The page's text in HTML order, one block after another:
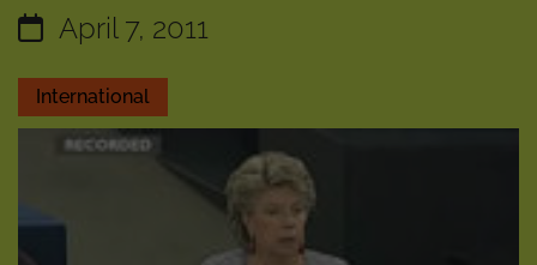
April 7, 2011
International